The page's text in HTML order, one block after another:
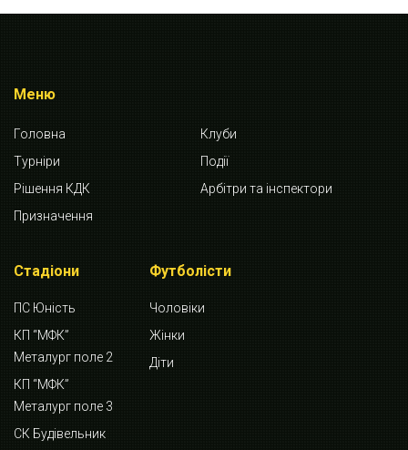
Меню
Головна
Клуби
Турніри
Події
Рішення КДК
Арбітри та інспектори
Призначення
Стадіони
ПС Юність
КП “МФК”
Металург поле 2
КП “МФК”
Металург поле 3
СК Будівельник
Футболісти
Чоловіки
Жінки
Діти